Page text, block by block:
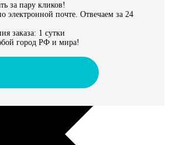
за пару кликов!
электронной почте. Отвечаем за 24
заказа: 1 сутки
город РФ и мира!